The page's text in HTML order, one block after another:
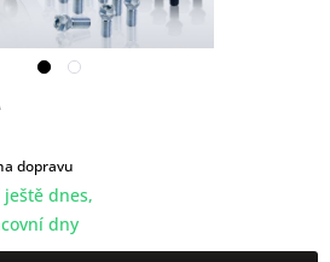
dopravu
dnes,
dny